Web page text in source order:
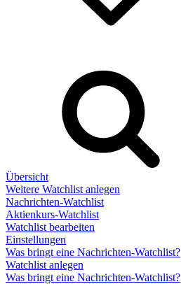
Übersicht
Weitere Watchlist anlegen
Nachrichten-Watchlist
Aktienkurs-Watchlist
Watchlist bearbeiten
Einstellungen
Was bringt eine Nachrichten-Watchlist?
Watchlist anlegen
Was bringt eine Nachrichten-Watchlist?